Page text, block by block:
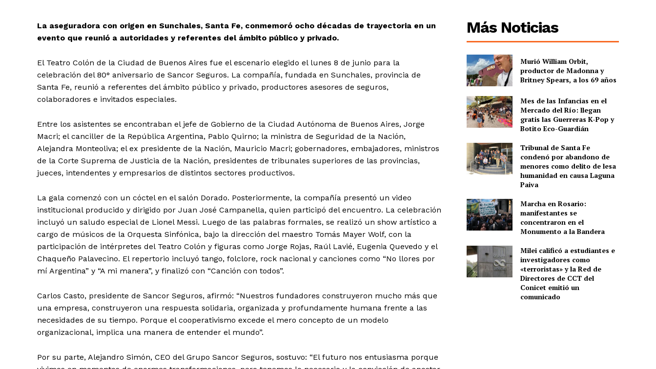
La aseguradora con origen en Sunchales, Santa Fe, conmemoró ocho décadas de trayectoria en un
evento que reunió a autoridades y referentes del ámbito público y privado.
El Teatro Colón de la Ciudad de Buenos Aires fue el escenario elegido el lunes 8 de junio para la
celebración del 80° aniversario de Sancor Seguros. La compañía, fundada en Sunchales, provincia de
Santa Fe, reunió a referentes del ámbito público y privado, productores asesores de seguros,
colaboradores e invitados especiales.
Entre los asistentes se encontraban el jefe de Gobierno de la Ciudad Autónoma de Buenos Aires, Jorge
Macri; el canciller de la República Argentina, Pablo Quirno; la ministra de Seguridad de la Nación,
Alejandra Monteoliva; el ex presidente de la Nación, Mauricio Macri; gobernadores, embajadores, ministros
de la Corte Suprema de Justicia de la Nación, presidentes de tribunales superiores de las provincias,
jueces, intendentes y empresarios de distintos sectores productivos.
La gala comenzó con un cóctel en el salón Dorado. Posteriormente, la compañía presentó un video
institucional producido y dirigido por Juan José Campanella, quien participó del encuentro. La celebración
incluyó un saludo especial de Lionel Messi. Luego de las palabras formales, se realizó un show artístico a
cargo de músicos de la Orquesta Sinfónica, bajo la dirección del maestro Tomás Mayer Wolf, con la
participación de intérpretes del Teatro Colón y figuras como Jorge Rojas, Raúl Lavié, Eugenia Quevedo y el
Chaqueño Palavecino. El repertorio incluyó tango, folclore, rock nacional y canciones como “No llores por
mí Argentina” y “A mi manera”, y finalizó con “Canción con todos”.
Carlos Casto, presidente de Sancor Seguros, afirmó: “Nuestros fundadores construyeron mucho más que
una empresa, construyeron una respuesta solidaria, organizada y profundamente humana frente a las
necesidades de su tiempo. Porque el cooperativismo excede el mero concepto de un modelo
organizacional, implica una manera de entender el mundo”.
Por su parte, Alejandro Simón, CEO del Grupo Sancor Seguros, sostuvo: “El futuro nos entusiasma porque
Más Noticias
Murió William Orbit,
productor de Madonna y
Britney Spears, a los 69 años
Mes de las Infancias en el
Mercado del Río: llegan
gratis las Guerreras K-Pop y
Botito Eco-Guardián
Tribunal de Santa Fe
condenó por abandono de
menores como delito de lesa
humanidad en causa Laguna
Paiva
Marcha en Rosario:
manifestantes se
concentraron en el
Monumento a la Bandera
Milei calificó a estudiantes e
investigadores como
«terroristas» y la Red de
Directores de CCT del
Conicet emitió un
comunicado